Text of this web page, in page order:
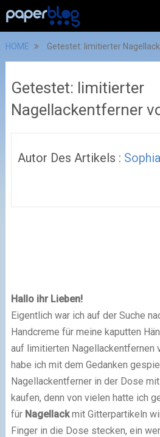
HOME Getestet: limitierter
Getestet: limitierter
Nagellackentferner
Autor Des Artikels :
Hallo ihr Lieben!
Eigentlich war ich auf der Suche
Handcreme für meine kaputten
auf limitierten Nagellackentfernen
habe ich mit dem Gedanken
Nagellackentferner in der Dose
kaufen, denn von vielen hatte ich
für Nagellackmit Gitterpartikeln
Finger in die Dose stecken, ein